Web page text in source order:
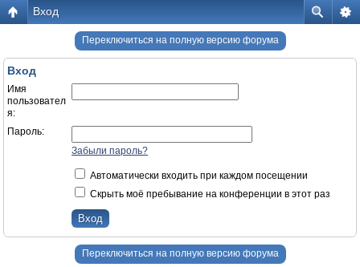
Вход
Переключиться на полную версию форума
Вход
Имя
пользовател
я:
Пароль:
Забыли пароль?
Автоматически входить при каждом посещении
Скрыть моё пребывание на конференции в этот раз
Переключиться на полную версию форума